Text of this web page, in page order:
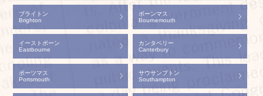
ブライトン
Brighton
ボーンマス
Bournemouth
イーストボーン
Eastbourne
カンタベリー
Canterbury
ポーツマス
Portsmouth
サウサンプトン
Southampton